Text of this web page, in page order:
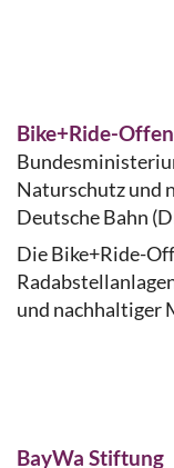
Bike+Ride-
Naturschutz und
Deutsche Bahn
Die Bike+Ride-
und nachhaltiger
BayWa Stiftung